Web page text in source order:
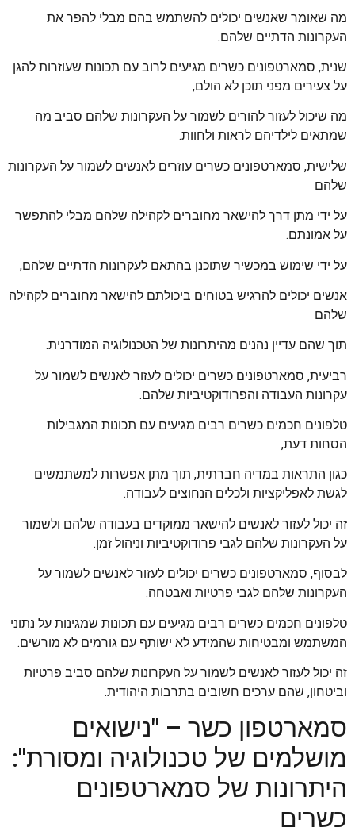
מה שאומר שאנשים יכולים להשתמש בהם מבלי להפר את
העקרונות הדתיים שלהם.
שנית, סמארטפונים כשרים מגיעים לרוב עם תכונות שעוזרות להגן
על צעירים מפני תוכן לא הולם,
מה שיכול לעזור להורים לשמור על העקרונות שלהם סביב מה
שמתאים לילדיהם לראות ולחוות.
שלישית, סמארטפונים כשרים עוזרים לאנשים לשמור על העקרונות
שלהם
על ידי מתן דרך להישאר מחוברים לקהילה שלהם מבלי להתפשר
על אמונתם.
על ידי שימוש במכשיר שתוכנן בהתאם לעקרונות הדתיים שלהם,
אנשים יכולים להרגיש בטוחים ביכולתם להישאר מחוברים לקהילה
שלהם
תוך שהם עדיין נהנים מהיתרונות של הטכנולוגיה המודרנית.
רביעית, סמארטפונים כשרים יכולים לעזור לאנשים לשמור על
עקרונות העבודה והפרודוקטיביות שלהם.
טלפונים חכמים כשרים רבים מגיעים עם תכונות המגבילות
הסחות דעת,
כגון התראות במדיה חברתית, תוך מתן אפשרות למשתמשים
לגשת לאפליקציות ולכלים הנחוצים לעבודה.
זה יכול לעזור לאנשים להישאר ממוקדים בעבודה שלהם ולשמור
על העקרונות שלהם לגבי פרודוקטיביות וניהול זמן.
לבסוף, סמארטפונים כשרים יכולים לעזור לאנשים לשמור על
העקרונות שלהם לגבי פרטיות ואבטחה.
טלפונים חכמים כשרים רבים מגיעים עם תכונות שמגינות על נתוני
המשתמש ומבטיחות שהמידע לא ישותף עם גורמים לא מורשים.
זה יכול לעזור לאנשים לשמור על העקרונות שלהם סביב פרטיות
וביטחון, שהם ערכים חשובים בתרבות היהודית.
סמארטפון כשר – "נישואים
מושלמים של טכנולוגיה ומסורת":
היתרונות של סמארטפונים
כשרים